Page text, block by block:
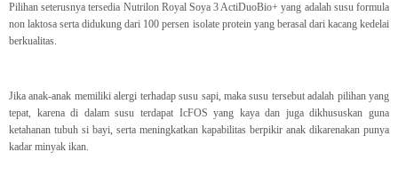
Pilihan seterusnya tersedia Nutrilon Royal Soya 3 ActiDuoBio+ yang adalah susu formula
non laktosa serta didukung dari 100 persen isolate protein yang berasal dari kacang kedelai
berkualitas.
Jika anak-anak memiliki alergi terhadap susu sapi, maka susu tersebut adalah pilihan yang
tepat, karena di dalam susu terdapat IcFOS yang kaya dan juga dikhususkan guna
ketahanan tubuh si bayi, serta meningkatkan kapabilitas berpikir anak dikarenakan punya
kadar minyak ikan.